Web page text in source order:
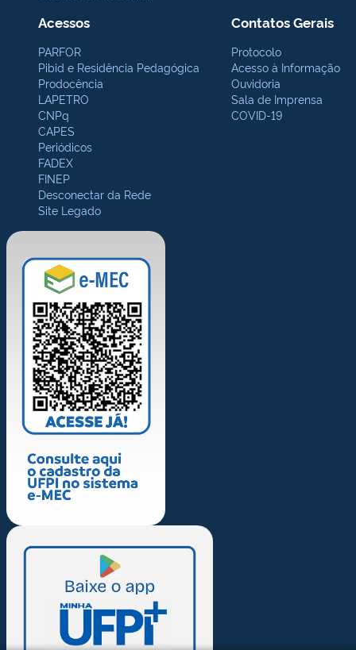
Acessos
PARFOR
Pibid e Residência Pedagógica
Prodocência
LAPETRO
CNPq
CAPES
Periódicos
FADEX
FINEP
Desconectar da Rede
Site Legado
Contatos Gerais
Protocolo
Acesso à Informação
Ouvidoria
Sala de Imprensa
COVID-19